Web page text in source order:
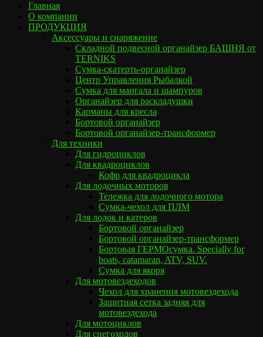
Главная
О компании
ПРОДУКЦИЯ
Аксессуары и снаряжение
Складной подвесной органайзер БАШНЯ от
TERNIKS
Сумка-скатерть-органайзер
Центр Управления Рыбалкой
Сумка для мангала и шампуров
Органайзер для раскладушки
Карманы для кресла
Бортовой органайзер
Бортовой органайзер-трансформер
Для техники
Для гидроциклов
Для квадроциклов
Кофр для квадроцикла
Для лодочных моторов
Тележка для лодочного мотора
Cумка-чехол для ПЛМ
Для лодок и катеров
Бортовой органайзер
Бортовой органайзер-трансформер
Бортовая ГЕРМОсумка. Specially for
boats, catamaran, ATV, SUV.
Сумка для якоря
Для мотовездеходов
Чехол для хранения мотовездехода
Защитная сетка задняя для
мотовездехода
Для мотоциклов
Для снегоходов